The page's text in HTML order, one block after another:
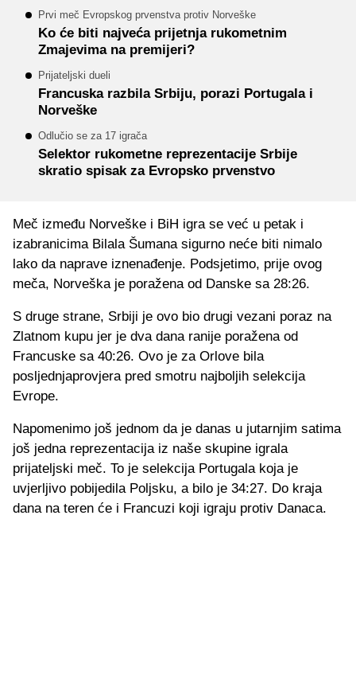
Prvi meč Evropskog prvenstva protiv Norveške
Ko će biti najveća prijetnja rukometnim
Zmajevima na premijeri?
Prijateljski dueli
Francuska razbila Srbiju, porazi Portugala i
Norveške
Odlučio se za 17 igrača
Selektor rukometne reprezentacije Srbije
skratio spisak za Evropsko prvenstvo
Meč između Norveške i BiH igra se već u petak i
izabranicima Bilala Šumana sigurno neće biti nimalo
lako da naprave iznenađenje. Podsjetimo, prije ovog
meča, Norveška je poražena od Danske sa 28:26.
S druge strane, Srbiji je ovo bio drugi vezani poraz na
Zlatnom kupu jer je dva dana ranije poražena od
Francuske sa 40:26. Ovo je za Orlove bila
posljednjaprovjera pred smotru najboljih selekcija
Evrope.
Napomenimo još jednom da je danas u jutarnjim satima
još jedna reprezentacija iz naše skupine igrala
prijateljski meč. To je selekcija Portugala koja je
uvjerljivo pobijedila Poljsku, a bilo je 34:27. Do kraja
dana na teren će i Francuzi koji igraju protiv Danaca.